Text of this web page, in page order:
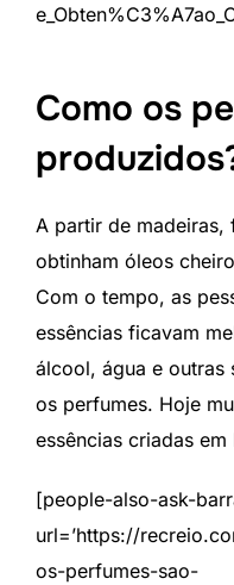
Como os
A partir de madeiras,
obtinham óleos
Com o tempo, as
essências ficavam
álcool, água e outras
os perfumes. Hoje
essências criadas
[people-also-ask-
url=’https://
os-perfumes-sao-